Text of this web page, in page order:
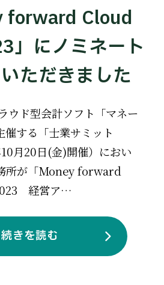
forward Cloud
」にノミネート
ただきました
ウド型会計ソフト「マネー
催する「士業サミット
月20日(金)開催）におい
所が「Money forward
経営ア…
続きを読む